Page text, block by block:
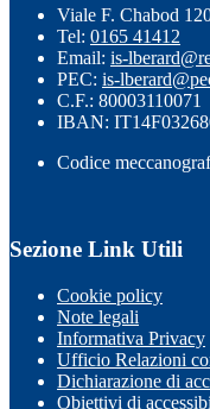
Viale F. Chabod
Tel: 0165 41412
Email: is-
PEC: is-
C.F.: 80003110071
IBAN:
Codice
Sezione Link Utili
Cookie policy
Note legali
Informativa Privacy
Ufficio Relazioni
Dichiarazione di
Obiettivi di